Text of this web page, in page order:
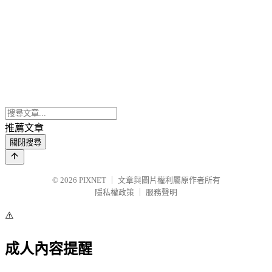
推薦文章
關閉搜尋
© 2026 PIXNET
文章與圖片權利屬原作者所有
隱私權政策
服務聲明
⚠️
成人內容提醒